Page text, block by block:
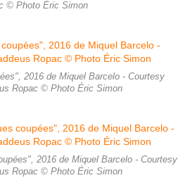
© Photo Éric Simon
2016 de Miquel Barcelo - Courtesy
Ropac © Photo Éric Simon
2016 de Miquel Barcelo - Courtesy
Ropac © Photo Éric Simon